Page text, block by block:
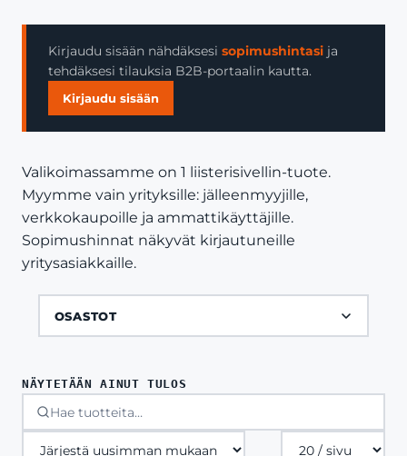
Yritys
Yhteystiedot
Kirjaudu sisään nähdäksesi sopimushintasi ja
tehdäksesi tilauksia B2B-portaalin kautta.
Kirjaudu sisään
Valikoimassamme on 1 liisterisivellin-tuote.
Myymme vain yrityksille: jälleenmyyjille,
verkkokaupoille ja ammattikäyttäjille.
Sopimushinnat näkyvät kirjautuneille
yritysasiakkaille.
OSASTOT
NÄYTETÄÄN AINUT TULOS
Tuotteita